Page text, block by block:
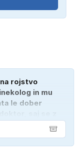
rojstvo
in mu
le dober
saj se z